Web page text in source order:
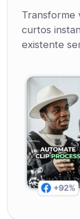
Transforme
curtos
existente